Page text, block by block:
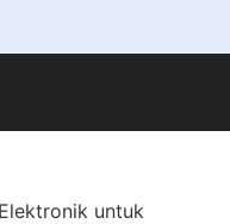
untuk